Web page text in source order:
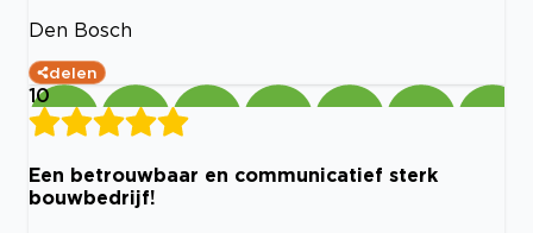
Den Bosch
delen
10
Een betrouwbaar en communicatief sterk
bouwbedrijf!